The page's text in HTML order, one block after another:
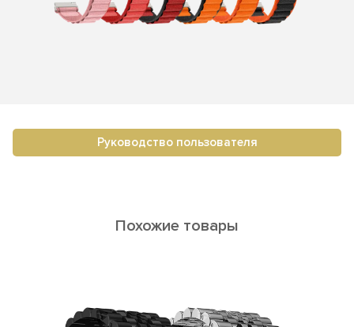
Руководство пользователя
Похожие товары